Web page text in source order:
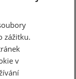
DO 31. 8.
zážitku.
v